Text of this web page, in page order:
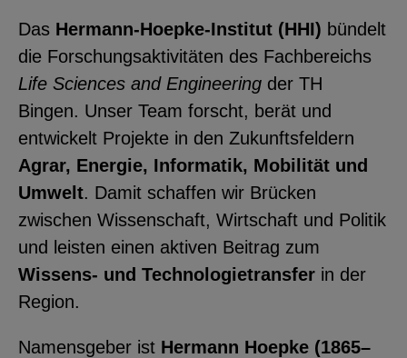
Das Hermann-Hoepke-Institut (HHI) bündelt
die Forschungsaktivitäten des Fachbereichs
Life Sciences and Engineering der TH
Bingen. Unser Team forscht, berät und
entwickelt Projekte in den Zukunftsfeldern
Agrar, Energie, Informatik, Mobilität und
Umwelt. Damit schaffen wir Brücken
zwischen Wissenschaft, Wirtschaft und Politik
und leisten einen aktiven Beitrag zum
Wissens- und Technologietransfer in der
Region.
Namensgeber ist Hermann Hoepke (1865–
EXTERNE MEDIEN
Seitenspezifische Erfassung von
Benutzerdaten durch
Drittanbieter, bspw. über das
Einbinden externer Videos,
Standortdaten oder
Stellenanzeigen.
YouTube
ChatBot